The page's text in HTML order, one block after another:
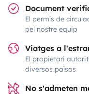
Document
El permís de
pel nostre equip
Viatges a
El propietari
diversos països
No s'admeten